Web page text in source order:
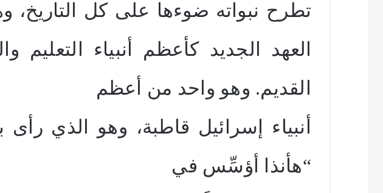
تطرح نبواته ضوءها على كل
العهد
الجديد كأعظم أنبياء التعليم
القديم. وهو واحد من أعظم
أنبياء إسرائيل قاطبة، وهو الذي رأى
“هأنذا أؤسِّس في